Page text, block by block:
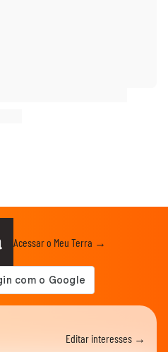
Acessar o Meu Terra →
Editar interesses →